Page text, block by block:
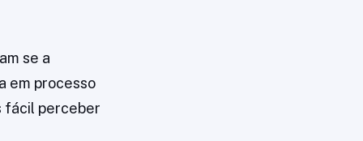
se a
em processo
fácil perceber